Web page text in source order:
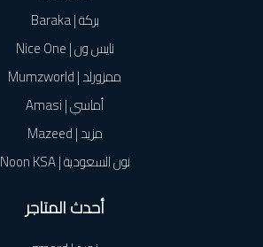
بركة | Baraka
نايس ون | Nice One
ممزورلد | Mumzworld
أماسي | Amasi
مزيد | Mazeed
نون السعودية | Noon KSA
أحدث المتاجر